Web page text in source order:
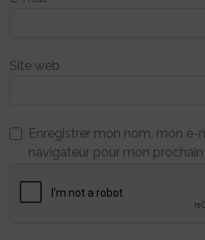
Site web
Enregistrer mon nom, mon
navigateur pour mon